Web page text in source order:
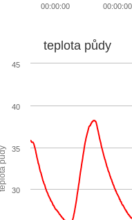
00:00:00
00:00:00
teplota půdy
30
35
40
45